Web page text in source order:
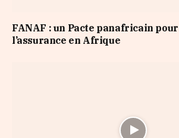
FANAF : un Pacte panafricain
l’assurance en Afrique